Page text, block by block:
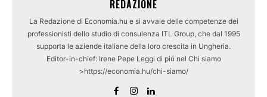
REDAZIONE
La Redazione di Economia.hu e si avvale delle competenze dei
professionisti dello studio di consulenza ITL Group, che dal 1995
supporta le aziende italiane della loro crescita in Ungheria.
Editor-in-chief: Irene Pepe Leggi di piú nel Chi siamo
>https://economia.hu/chi-siamo/